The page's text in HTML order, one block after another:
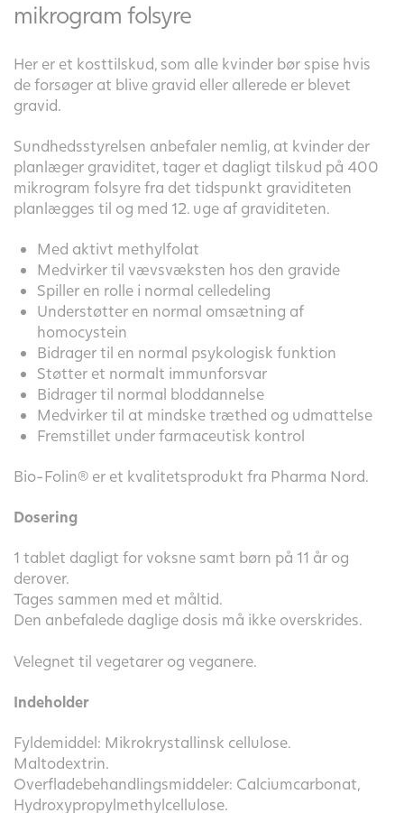
mikrogram folsyre
Her er et kosttilskud, som alle kvinder bør spise hvis
de forsøger at blive gravid eller allerede er blevet
gravid.
Sundhedsstyrelsen anbefaler nemlig, at kvinder der
planlæger graviditet, tager et dagligt tilskud på 400
mikrogram folsyre fra det tidspunkt graviditeten
planlægges til og med 12. uge af graviditeten.
Med aktivt methylfolat
Medvirker til vævsvæksten hos den gravide
Spiller en rolle i normal celledeling
Understøtter en normal omsætning af
homocystein
Bidrager til en normal psykologisk funktion
Støtter et normalt immunforsvar
Bidrager til normal bloddannelse
Medvirker til at mindske træthed og udmattelse
Fremstillet under farmaceutisk kontrol
Bio-Folin® er et kvalitetsprodukt fra Pharma Nord.
Dosering
1 tablet dagligt for voksne samt børn på 11 år og
derover.
Tages sammen med et måltid.
Den anbefalede daglige dosis må ikke overskrides.
Velegnet til vegetarer og veganere.
Indeholder
Fyldemiddel: Mikrokrystallinsk cellulose.
Maltodextrin.
Overfladebehandlingsmiddeler: Calciumcarbonat,
Hydroxypropylmethylcellulose.